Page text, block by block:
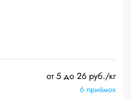
от 5 до 26 руб./кг
6 приёмок